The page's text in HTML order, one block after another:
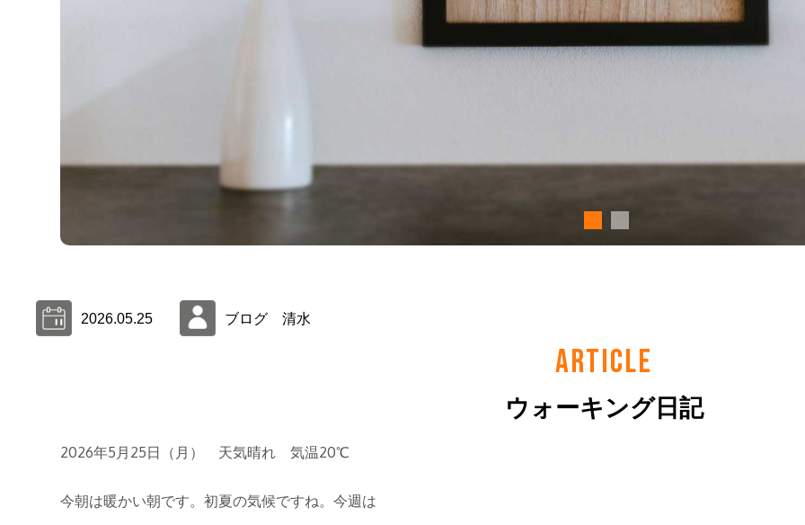
2026.05.25 ブログ 清水
ARTICLE
ウォーキング日記